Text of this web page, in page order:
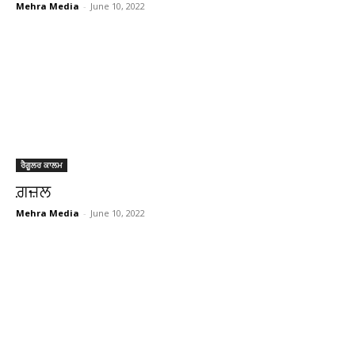
Mehra Media - June 10, 2022
ਰੈਗੂਲਰ ਕਾਲਮ
ਗ਼ਜ਼ਲ
Mehra Media - June 10, 2022